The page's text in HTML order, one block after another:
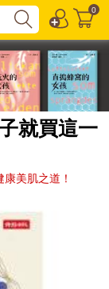
0
就買這一
美肌之道！